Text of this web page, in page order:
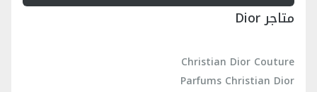
متاجر Dior
Christian Dior Couture
Parfums Christian Dior